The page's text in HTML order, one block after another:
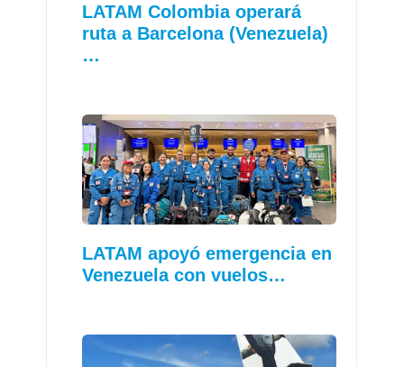
LATAM Colombia operará
ruta a Barcelona (Venezuela)
…
LATAM apoyó emergencia en
Venezuela con vuelos…